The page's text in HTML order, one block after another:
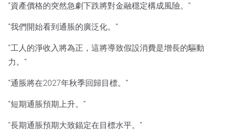
"資產價格的突然急劇下跌將對金融穩定構成風險。"
"我們開始看到通脹的廣泛化。"
"工人的淨收入將為正，這將導致假設消費是增長的驅動
力。"
"通脹將在2027年秋季回歸目標。"
"短期通脹預期上升。"
"長期通脹預期大致錨定在目標水平。"